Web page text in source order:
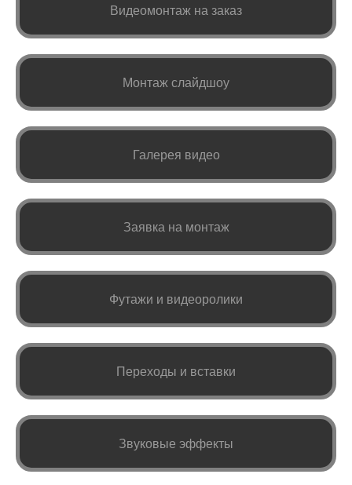
Видеомонтаж на заказ
Монтаж слайдшоу
Галерея видео
Заявка на монтаж
Футажи и видеоролики
Переходы и вставки
Звуковые эффекты